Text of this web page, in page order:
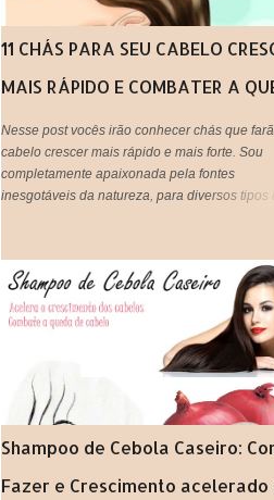
originalmente para ser usado em seres
muito menos em cabelos, portanto fica a
cada um, decidir utilizar ou não!
11 CHÁS PARA SEU CABELO
MAIS RÁPIDO E COMBATER A
Nesse post vocês irão conhecer chás que
cabelo crescer mais rápido e mais forte. Sou
completamente apaixonada pela fontes
inesgotáveis da natureza, para diversos tipos
natural e eficaz de tratar os fios em casa e
gastando super pouco. Tão prático que vocês
podem tanto beber, quanto aplicar nos
unir o útil ao agradável né? IMPORTANTE:
Lembrando que pode ser usado tanto aqueles
saches industrializados ou você mesma pode
preparar o seu chá de forma natural,que é
mais eficiente.
Shampoo de Cebola Caseiro:
Fazer e Crescimento acelerado